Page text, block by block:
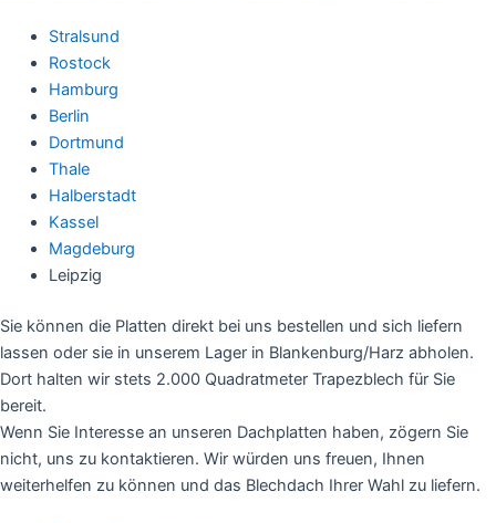
Stralsund
Rostock
Hamburg
Berlin
Dortmund
Thale
Halberstadt
Kassel
Magdeburg
Leipzig
Sie können die Platten direkt bei uns bestellen und sich liefern
lassen oder sie in unserem Lager in Blankenburg/Harz abholen.
Dort halten wir stets 2.000 Quadratmeter Trapezblech für Sie
bereit.
Wenn Sie Interesse an unseren Dachplatten haben, zögern Sie
nicht, uns zu kontaktieren. Wir würden uns freuen, Ihnen
weiterhelfen zu können und das Blechdach Ihrer Wahl zu liefern.